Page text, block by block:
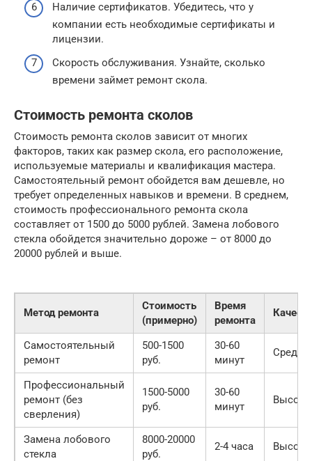
Наличие сертификатов. Убедитесь, что у
компании есть необходимые сертификаты и
лицензии.
Скорость обслуживания. Узнайте, сколько
времени займет ремонт скола.
Стоимость ремонта сколов
Стоимость ремонта сколов зависит от многих
факторов, таких как размер скола, его расположение,
используемые материалы и квалификация мастера.
Самостоятельный ремонт обойдется вам дешевле, но
требует определенных навыков и времени. В среднем,
стоимость профессионального ремонта скола
составляет от 1500 до 5000 рублей. Замена лобового
стекла обойдется значительно дороже – от 8000 до
20000 рублей и выше.
Метод ремонта
Стоимость
(примерно)
Время
ремонта
Самостоятельный
ремонт
500-1500
руб.
30-60
минут
Профессиональный
ремонт (без
сверления)
1500-5000
руб.
30-60
минут
Замена лобового
стекла
8000-20000
руб.
2-4 часа